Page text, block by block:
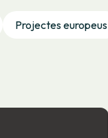
Projectes europeus